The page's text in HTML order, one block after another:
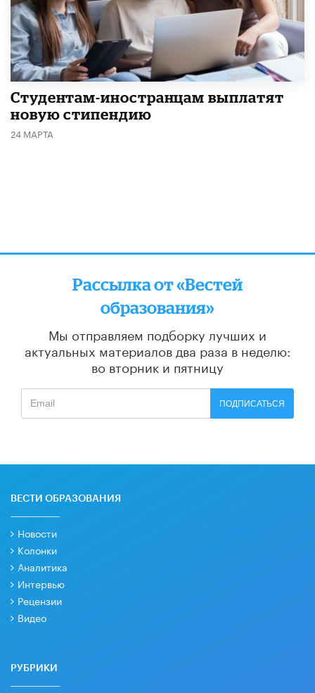
Студентам-иностранцам выплатят
новую стипендию
24 МАРТА
Рассылка от «Вестей
образования»
Мы отправляем подборку лучших и
актуальных материалов два раза в неделю:
во вторник и пятницу
ПОДПИСАТЬСЯ
ВЕСТИ ОБРАЗОВАНИЯ
Новости
Колонки
Аналитика
Интервью
Рецензии
Видео
РУБРИКИ